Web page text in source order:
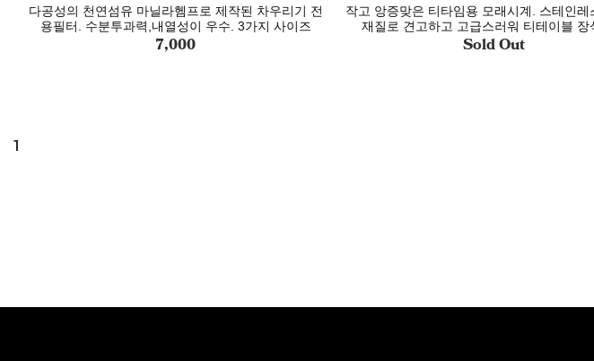
다공성의 천연섬유 마닐라헴프로 제작된 차우리기 전
용필터. 수분투과력,내열성이 우수. 3가지 사이즈
7,000
작고 앙증맞은 티타임용 모래시계. 스테인레
재질로 견고하고 고급스러워 티테이블 장
Sold Out
1